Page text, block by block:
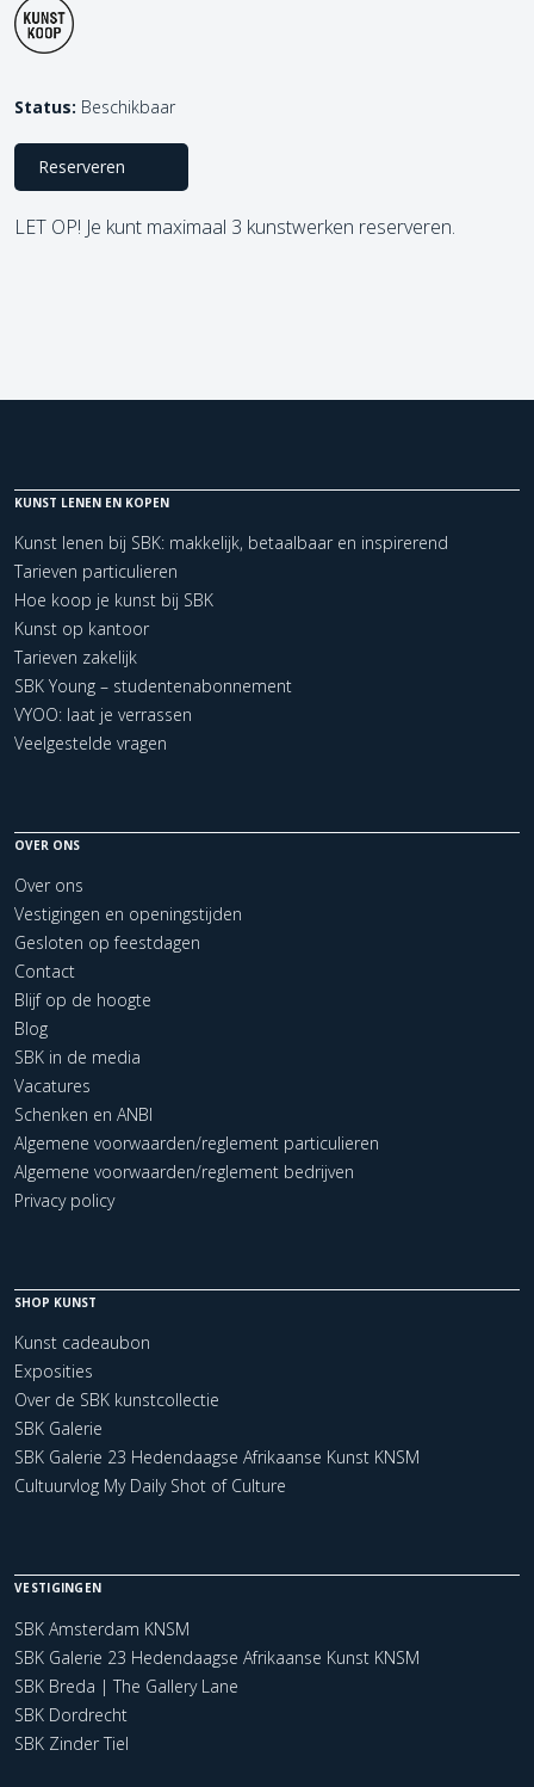
Status: Beschikbaar
Reserveren
LET OP! Je kunt maximaal 3 kunstwerken reserveren.
KUNST LENEN EN KOPEN
Kunst lenen bij SBK: makkelijk, betaalbaar en inspirerend
Tarieven particulieren
Hoe koop je kunst bij SBK
Kunst op kantoor
Tarieven zakelijk
SBK Young – studentenabonnement
VYOO: laat je verrassen
Veelgestelde vragen
OVER ONS
Over ons
Vestigingen en openingstijden
Gesloten op feestdagen
Contact
Blijf op de hoogte
Blog
SBK in de media
Vacatures
Schenken en ANBI
Algemene voorwaarden/reglement particulieren
Algemene voorwaarden/reglement bedrijven
Privacy policy
SHOP KUNST
Kunst cadeaubon
Exposities
Over de SBK kunstcollectie
SBK Galerie
SBK Galerie 23 Hedendaagse Afrikaanse Kunst KNSM
Cultuurvlog My Daily Shot of Culture
VESTIGINGEN
SBK Amsterdam KNSM
SBK Galerie 23 Hedendaagse Afrikaanse Kunst KNSM
SBK Breda | The Gallery Lane
SBK Dordrecht
SBK Zinder Tiel